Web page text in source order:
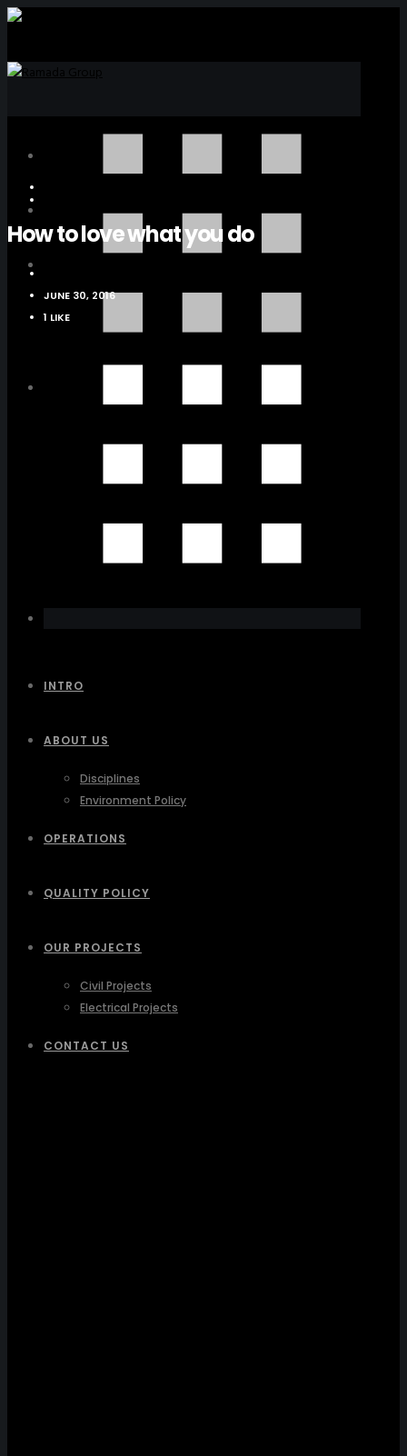
INTRO
ABOUT US
Disciplines
Environment Policy
OPERATIONS
QUALITY POLICY
OUR PROJECTS
Civil Projects
Electrical Projects
CONTACT US
How to love what you do
JUNE 30, 2016
1 LIKE